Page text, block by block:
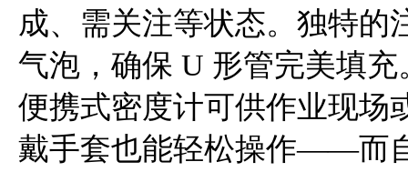
成、需关注等状态。独特的
气泡，确保 U 形管完美填充
便携式密度计可供作业现场
戴手套也能轻松操作——而